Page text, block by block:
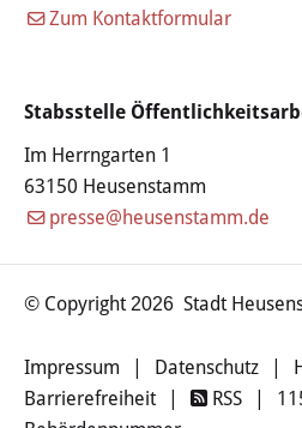
Zum Kontaktformular
Stabsstelle
Im Herrngarten 1
63150 Heusenstamm
presse@heusenstamm.de
© Copyright 2026 Stadt
Impressum | Datenschutz |
Barrierefreiheit
| RSS |
Gremien
Wahlen
Pressecenter
Detail